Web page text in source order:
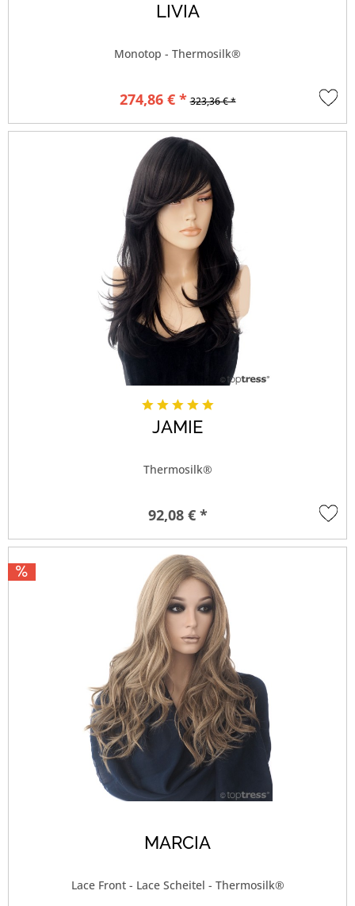
LIVIA
Monotop - Thermosilk®
274,86 € * 323,36 € *
JAMIE
Thermosilk®
92,08 € *
MARCIA
Lace Front - Lace Scheitel - Thermosilk®